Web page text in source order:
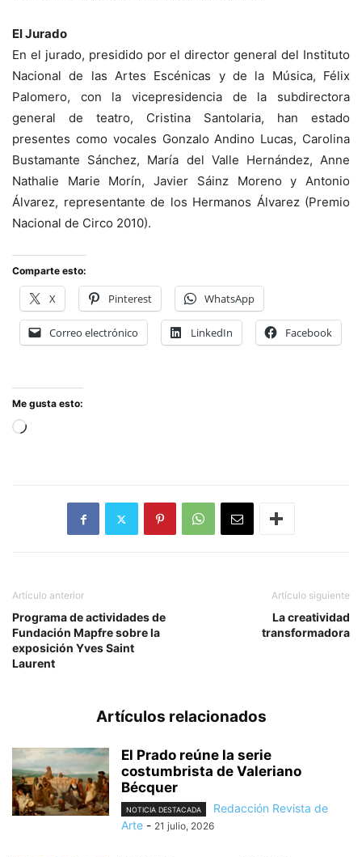
El Jurado
En el jurado, presidido por el director general del Instituto
Nacional de las Artes Escénicas y de la Música, Félix
Palomero, con la vicepresidencia de la subdirectora
general de teatro, Cristina Santolaria, han estado
presentes como vocales Gonzalo Andino Lucas, Carolina
Bustamante Sánchez, María del Valle Hernández, Anne
Nathalie Marie Morín, Javier Sáinz Moreno y Antonio
Álvarez, representante de los Hermanos Álvarez (Premio
Nacional de Circo 2010).
Comparte esto:
X Pinterest WhatsApp
Correo electrónico LinkedIn Facebook
Me gusta esto:
Cargando...
Artículo anterior
Programa de actividades de
Fundación Mapfre sobre la
exposición Yves Saint
Laurent
Artículo siguiente
La creatividad
transformadora
Artículos relacionados
El Prado reúne la serie
costumbrista de Valeriano
Bécquer
NOTICIA DESTACADA
Redacción Revista de
Arte - 21 julio, 2026